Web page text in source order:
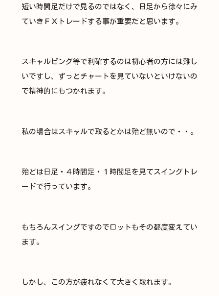
短い時間足だけで見るのではなく、日足から徐々にみ
ていきＦＸトレードする事が重要だと思います。
スキャルピング等で利確するのは初心者の方には難し
いですし、ずっとチャートを見ていないといけないの
で精神的にもつかれます。
私の場合はスキャルで取るとかは殆ど無いので・・。
殆どは日足・４時間足・１時間足を見てスイングトレ
ードで行っています。
もちろんスイングですのでロットもその都度変えてい
ます。
しかし、この方が疲れなくて大きく取れます。